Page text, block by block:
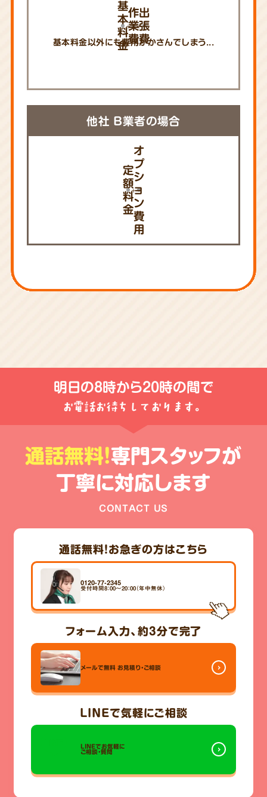
基
本
料
金
作
業
費
出
張
費
基本料金以外にも費用がかさんでしまう...
他社 B業者の場合
定
額
料
金
オ
プ
シ
ョ
ン
費
用
明日の8時から20時の間で
お電話お待ちしております。
通話無料!専門スタッフが
丁寧に対応します
CONTACT US
通話無料！お急ぎの方はこちら
0120-77-2345
受付時間8：00～20：00（年中無休）
フォーム入力、 約3分で完了
メールで無料 お見積り・ご相談
LINEで気軽にご相談
LINEでお気軽に
ご相談・質問